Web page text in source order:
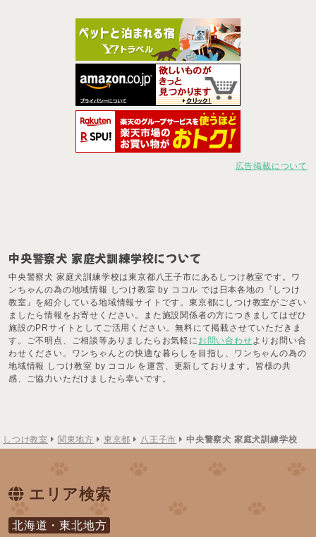
広告掲載について
中央警察犬 家庭犬訓練学校について
中央警察犬 家庭犬訓練学校は東京都八王子市にあるしつけ教室です。ワ
ンちゃんの為の地域情報 しつけ教室 by ココル では日本各地の『しつけ
教室』を紹介している地域情報サイトです。東京都にしつけ教室がござい
ましたら情報をお寄せください。また施設関係者の方につきましてはぜひ
施設のPRサイトとしてご活用ください。無料にて掲載させていただきま
す。ご不明点、ご相談等ありましたらお気軽に お問い合わせ よりお問い合
わせください。ワンちゃんとの快適な暮らしを目指し、ワンちゃんの為の
地域情報 しつけ教室 by ココル を運営、更新しております。皆様の共
感、ご協力いただけましたら幸いです。
しつけ教室 関東地方 東京都 八王子市 中央警察犬 家庭犬訓練学校
エリア検索
北海道・東北地方